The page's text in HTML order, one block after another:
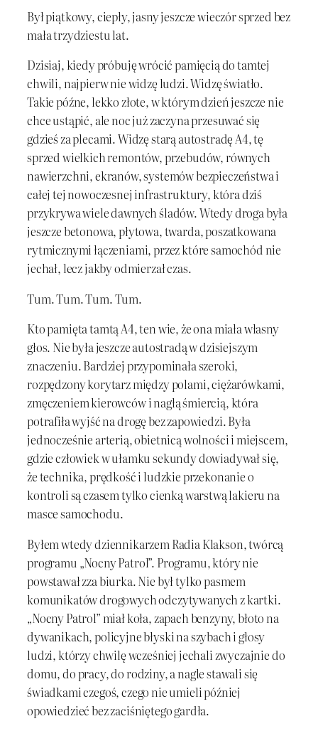
Był piątkowy, ciepły, jasny jeszcze wieczór sprzed bez
mała trzydziestu lat.
Dzisiaj, kiedy próbuję wrócić pamięcią do tamtej
chwili, najpierw nie widzę ludzi. Widzę światło.
Takie późne, lekko złote, w którym dzień jeszcze nie
chce ustąpić, ale noc już zaczyna przesuwać się
gdzieś za plecami. Widzę starą autostradę A4, tę
sprzed wielkich remontów, przebudów, równych
nawierzchni, ekranów, systemów bezpieczeństwa i
całej tej nowoczesnej infrastruktury, która dziś
przykrywa wiele dawnych śladów. Wtedy droga była
jeszcze betonowa, płytowa, twarda, poszatkowana
rytmicznymi łączeniami, przez które samochód nie
jechał, lecz jakby odmierzał czas.
Tum. Tum. Tum. Tum.
Kto pamięta tamtą A4, ten wie, że ona miała własny
głos. Nie była jeszcze autostradą w dzisiejszym
znaczeniu. Bardziej przypominała szeroki,
rozpędzony korytarz między polami, ciężarówkami,
zmęczeniem kierowców i nagłą śmiercią, która
potrafiła wyjść na drogę bez zapowiedzi. Była
jednocześnie arterią, obietnicą wolności i miejscem,
gdzie człowiek w ułamku sekundy dowiadywał się,
że technika, prędkość i ludzkie przekonanie o
kontroli są czasem tylko cienką warstwą lakieru na
masce samochodu.
Byłem wtedy dziennikarzem Radia Klakson, twórcą
programu „Nocny Patrol”. Programu, który nie
powstawał zza biurka. Nie był tylko pasmem
komunikatów drogowych odczytywanych z kartki.
„Nocny Patrol” miał koła, zapach benzyny, błoto na
dywanikach, policyjne błyski na szybach i głosy
ludzi, którzy chwilę wcześniej jechali zwyczajnie do
domu, do pracy, do rodziny, a nagle stawali się
świadkami czegoś, czego nie umieli później
opowiedzieć bez zaciśniętego gardła.